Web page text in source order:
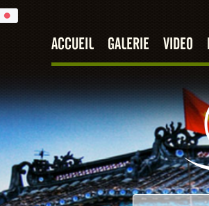
ACCUEIL GALERIE VIDEO